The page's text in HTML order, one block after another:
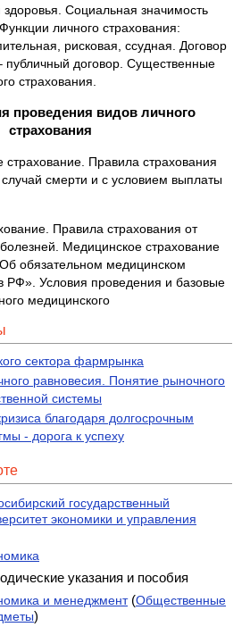
Социальная значимость
личного страхования:
рисковая, ссудная. Договор
публичный договор. Существенные
страхования.
проведения видов личного
страхования
страхование. Правила страхования
смерти и с условием выплаты
Правила страхования от
Медицинское страхование
обязательном медицинском
РФ». Условия проведения и базовые
медицинского
сектора фармрынка
равновесия. Понятие рыночного
системы
благодаря долгосрочным
- дорога к успеху
государственный
экономики и управления
указания и пособия
и менеджмент(Общественные
)